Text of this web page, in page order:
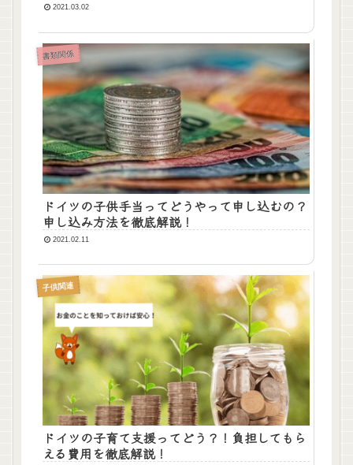
2021.03.02
書類関係
ドイツの子供手当ってどうやって申し込むの？
申し込み方法を徹底解説！
2021.02.11
子供関連
ドイツの子育て支援ってどう？！負担してもら
える費用を徹底解説！